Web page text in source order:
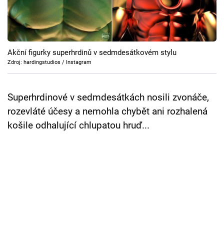
Pořady
TV Program
Přihlášení
Akční figurky superhrdinů v sedmdesátkovém stylu
Zdroj: hardingstudios / Instagram
Superhrdinové v sedmdesátkách nosili zvonáče,
rozevláté účesy a nemohla chybět ani rozhalená
košile odhalující chlupatou hruď...